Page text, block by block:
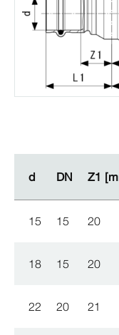
d DN Z1
d DN Z1
15 15 20
18 15 20
22 20 21